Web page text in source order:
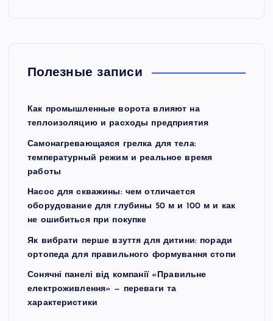
Полезные записи
Как промышленные ворота влияют на
теплоизоляцию и расходы предприятия
Самонагревающаяся грелка для тела:
температурный режим и реальное время
работы
Насос для скважины: чем отличается
оборудование для глубины 50 м и 100 м и как
не ошибиться при покупке
Як вибрати перше взуття для дитини: поради
ортопеда для правильного формування стопи
Сонячні панелі від компанії «Правильне
електроживлення» — переваги та
характеристики